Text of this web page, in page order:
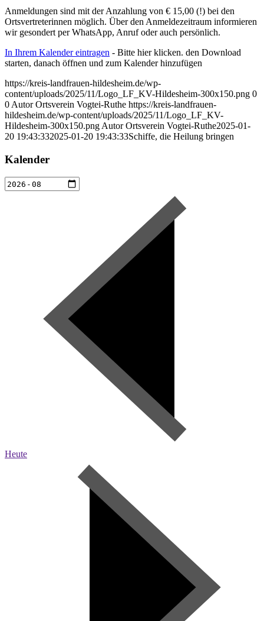
Anmeldungen sind mit der Anzahlung von € 15,00 (!) bei den
Ortsvertreterinnen möglich. Über den Anmeldezeitraum informieren
wir gesondert per WhatsApp, Anruf oder auch persönlich.
In Ihrem Kalender eintragen - Bitte hier klicken. den Download
starten, danach öffnen und zum Kalender hinzufügen
https://kreis-landfrauen-hildesheim.de/wp-
content/uploads/2025/11/Logo_LF_KV-Hildesheim-300x150.png 0
0 Autor Ortsverein Vogtei-Ruthe https://kreis-landfrauen-
hildesheim.de/wp-content/uploads/2025/11/Logo_LF_KV-
Hildesheim-300x150.png Autor Ortsverein Vogtei-Ruthe2025-01-
20 19:43:332025-01-20 19:43:33Schiffe, die Heilung bringen
Kalender
Heute